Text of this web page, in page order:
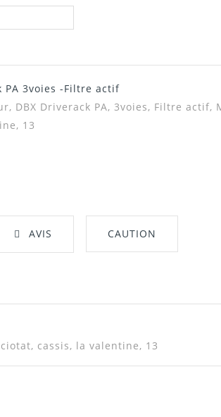
PA 3voies -Filtre actif
DBX Driverack PA, 3voies, Filtre actif,
13
AVIS CAUTION
cassis, la valentine, 13